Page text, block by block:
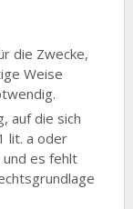
die Zwecke,
Weise
auf die sich
lit. a oder
und es fehlt